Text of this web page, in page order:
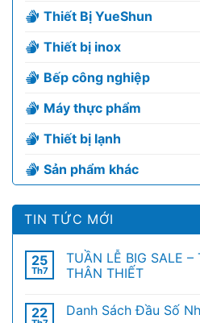
Thiết Bị YueShun
Thiết bị inox
Bếp công nghiệp
Máy thực phẩm
Thiết bị lạnh
Sản phẩm khác
TIN TỨC MỚI
25
Th7
TUẦN LỄ BIG SALE –
THÂN THIẾT
22 Danh Sách Đầu Số